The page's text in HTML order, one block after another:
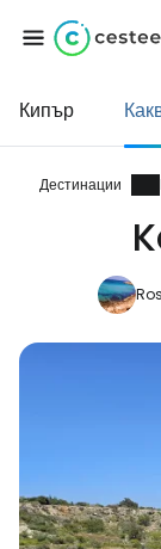
Кипър
Дестинации
...